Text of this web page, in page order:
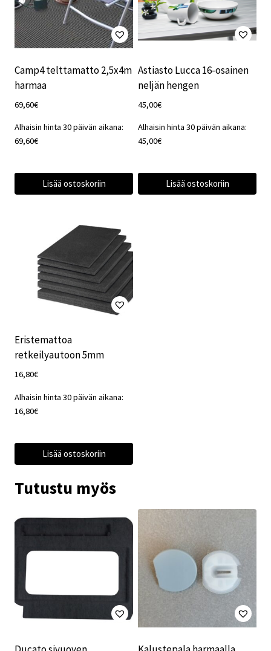
Camp4 telttamatto 2,5x4m
harmaa
69,60€
Alhaisin hinta 30 päivän aikana:
69,60€
Lisää ostoskoriin
Astiasto Lucca 16-osainen
neljän hengen
45,00€
Alhaisin hinta 30 päivän aikana:
45,00€
Lisää ostoskoriin
Eristemattoa
retkeilyautoon 5mm
16,80€
Alhaisin hinta 30 päivän aikana:
16,80€
Lisää ostoskoriin
Tutustu myös